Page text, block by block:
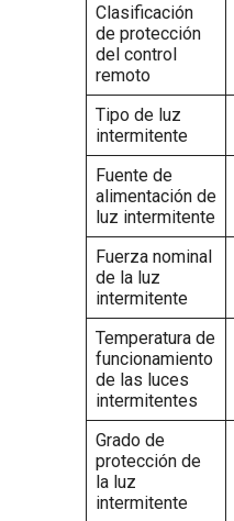
Clasificación
de protección
del control
remoto
Tipo de luz
intermitente
Fuente de
alimentación de
luz intermitente
Fuerza nominal
de la luz
intermitente
Temperatura de
funcionamiento
de las luces
intermitentes
Grado de
protección de
la luz
intermitente